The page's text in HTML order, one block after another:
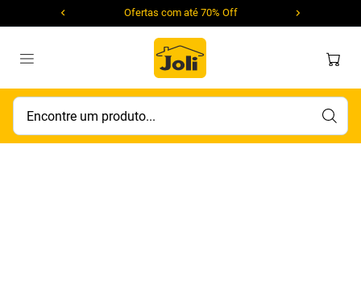
Ofertas com até 70% Off
Encontre um produto...